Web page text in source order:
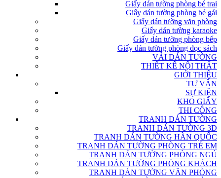
Giấy dán tường phòng bé trai
Giấy dán tường phòng bé gái
Giấy dán tường văn phòng
Giấy dán tường karaoke
Giấy dán tường phòng bếp
Giấy dán tường phòng đọc sách
VẢI DÁN TƯỜNG
THIẾT KẾ NỘI THẤT
GIỚI THIỆU
TƯ VẤN
SỰ KIỆN
KHO GIẤY
THI CÔNG
TRANH DÁN TƯỜNG
TRANH DÁN TƯỜNG 3D
TRANH DÁN TƯỜNG HÀN QUỐC
TRANH DÁN TƯỜNG PHÒNG TRẺ EM
TRANH DÁN TƯỜNG PHÒNG NGỦ
TRANH DÁN TƯỜNG PHÒNG KHÁCH
TRANH DÁN TƯỜNG VĂN PHÒNG